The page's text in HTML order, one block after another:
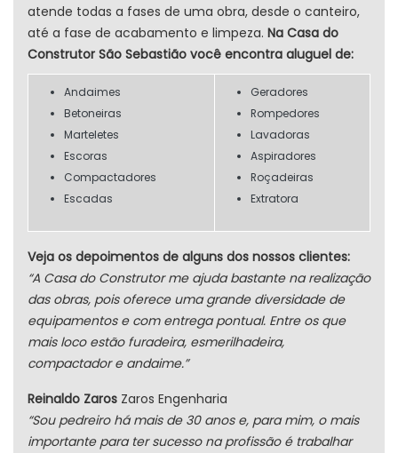
atende todas a fases de uma obra, desde o canteiro,
até a fase de acabamento e limpeza. Na Casa do
Construtor São Sebastião você encontra aluguel de:
Andaimes
Betoneiras
Marteletes
Escoras
Compactadores
Escadas
Geradores
Rompedores
Lavadoras
Aspiradores
Roçadeiras
Extratora
Veja os depoimentos de alguns dos nossos clientes:
“A Casa do Construtor me ajuda bastante na realização
das obras, pois oferece uma grande diversidade de
equipamentos e com entrega pontual. Entre os que
mais loco estão furadeira, esmerilhadeira,
compactador e andaime.”
Reinaldo Zaros Zaros Engenharia
“Sou pedreiro há mais de 30 anos e, para mim, o mais
importante para ter sucesso na profissão é trabalhar